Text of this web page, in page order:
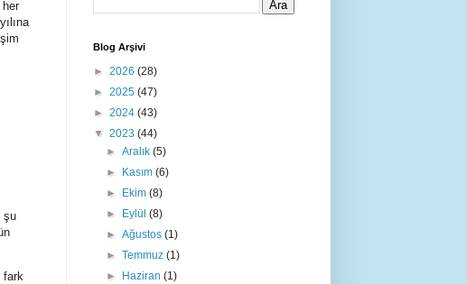
şu
fark
Blog Arşivi
► 2026 (28)
► 2025 (47)
► 2024 (43)
▼ 2023 (44)
►Aralık(5)
►
Kasım(6)
►
Ekim(8)
►
Eylül(8)
►Ağustos(1)
►Temmuz(1)
►
Haziran(1)